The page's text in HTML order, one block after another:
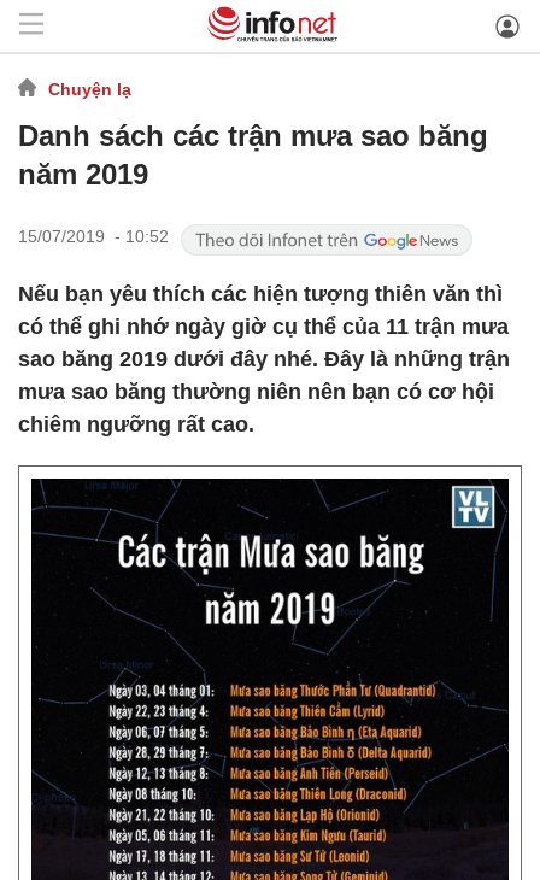
Chuyện lạ
Danh sách các trận mưa sao băng
năm 2019
15/07/2019 - 10:52
Nếu bạn yêu thích các hiện tượng thiên văn thì
có thể ghi nhớ ngày giờ cụ thể của 11 trận mưa
sao băng 2019 dưới đây nhé. Đây là những trận
mưa sao băng thường niên nên bạn có cơ hội
chiêm ngưỡng rất cao.